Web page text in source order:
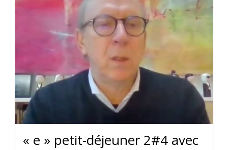
« e » petit-déjeuner 2#4 avec